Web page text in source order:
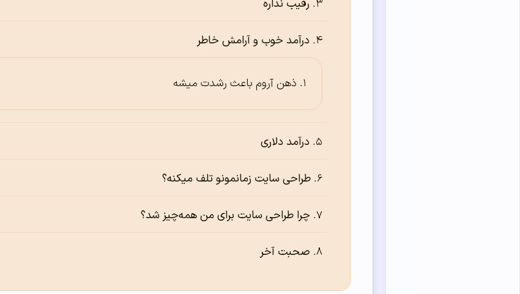
رقیب نداره
درآمد خوب و آرامش خاطر
ذهن آروم باعث رشدت میشه
درآمد دلاری
طراحی سایت زمانمونو تلف میکنه‌؟
چرا طراحی سایت برای من همه‌چیز شد؟
صحبت آخر